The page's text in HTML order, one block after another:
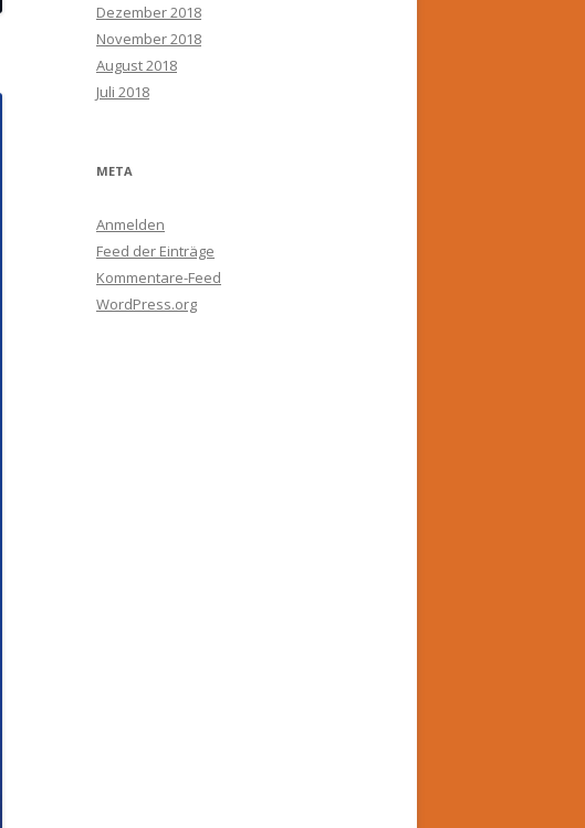
Dezember 2018
November 2018
August 2018
Juli 2018
META
Anmelden
Feed der Einträge
Kommentare-Feed
WordPress.org